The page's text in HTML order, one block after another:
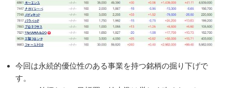
今回は永続的優位性のある事業を持つ銘柄の掘り下げで
す。